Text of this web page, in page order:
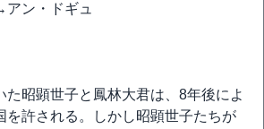
ン・ドギュ
た昭顕世子と鳳林大君は、8年後によ
を許される。しかし昭顕世子たちが